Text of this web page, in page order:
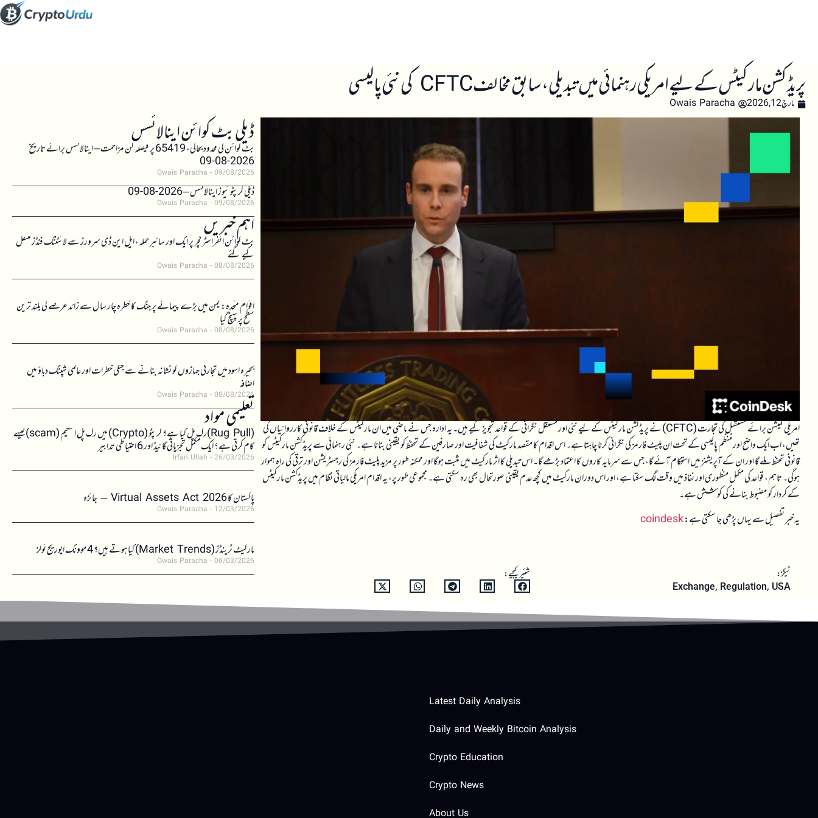
پریڈکشن مارکیٹس کے لیے امریکی رہنمائی میں تبدیلی، سابق مخالف CFTC کی نئی پالیسی
مارچ 12, 2026 Owais Paracha
امریکی کمیشن برائے مستقبل کی تجارت (CFTC) نے پریڈکشن مارکیٹس کے لیے نئی اور مستقل نگرانی کے قواعد تجویز کیے ہیں۔ یہ ادارہ جس نے ماضی میں ان مارکیٹس کے خلاف قانونی کارروائیاں کی
تھیں، اب ایک واضح اور منظم پالیسی کے تحت ان پلیٹ فارمز کی نگرانی کرنا چاہتا ہے۔ اس اقدام کا مقصد مارکیٹ کی شفافیت اور صارفین کے تحفظ کو یقینی بنانا ہے۔ نئی رہنمائی سے پریڈکشن مارکیٹس کو
قانونی تحفظ ملے گا اور ان کے آپریشنز میں استحکام آئے گا، جس سے سرمایہ کاروں کا اعتماد بڑھے گا۔ اس تبدیلی کا اثر مارکیٹ میں مثبت ہوگا اور ممکنہ طور پر مزید پلیٹ فارمز کی رجسٹریشن اور ترقی کی راہ ہموار
ہوگی۔ تاہم، قواعد کی مکمل منظوری اور نفاذ میں وقت لگ سکتا ہے، اور اس دوران مارکیٹ میں کچھ عدم یقینی صورتحال بھی رہ سکتی ہے۔ مجموعی طور پر، یہ اقدام امریکی مالیاتی نظام میں پریڈکشن مارکیٹس
کے کردار کو مضبوط بنانے کی کوشش ہے۔
یہ خبر تفصیل سے یہاں پڑھی جا سکتی ہے:coindesk
ٹیگز:
Exchange, Regulation, USA
شئیر کیجیے:
ڈیلی بٹ کوائن اینالائسسبٹ کوائن کی محدود بحالی، 65419 پر فیصلہ کن مزاحمت – اینالائسس برائے تاریخ
2026-08-09
Owais Paracha 09/08/2026
ڈیلی کرپٹو نیوز اینالائسس – 2026-08-09
Owais Paracha 09/08/2026
اہم خبریں
بٹ کوائن انفراسٹرکچر پر ایک اور سائبر حملہ، ایل این ڈی سرورز سے لائٹننگ فنڈز منتقل
کیے گئے
Owais Paracha 08/08/2026
اقوام متحدہ: یمن میں بڑے پیمانے پر جنگ کا خطرہ چار سال سے زائد عرصے کی بلند ترین
سطح پر پہنچ گیا
Owais Paracha 08/08/2026
بحیرہ اسود میں تجارتی جہازوں کو نشانہ بنانے سے جنگی خطرات اور عالمی شپنگ دباؤ میں
اضافہ
Owais Paracha 08/08/2026
تعلیمی مواد (Rug Pull)رگ پل کیا ہے؟ کرپٹو (Crypto) میں رگ پل اسکیم (scam)کیسے
کام کرتی ہے؟ ایک مکمل تجزیاتی گائیڈ اور 6 احتیاطی تدابیر
Irfan Ullah 26/03/2026
پاکستان کا Virtual Assets Act 2026 – جائزہ
Owais Paracha 12/03/2026
مارکیٹ ٹرینڈز (Market Trends) کیا ہوتے ہیں؟ 4 موونگ ایوریج ٹولز
Owais Paracha 06/03/2026
Latest Daily Analysis
Daily and Weekly Bitcoin Analysis
Crypto Education
Crypto News
About Us